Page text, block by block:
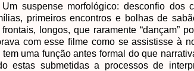
suspense morfológico: desconfio dos
primeiros encontros e bolhas de
longos, que raramente “dançam”
com esse filme como se assistisse à
uma função antes formal do que
submetidas a processos de